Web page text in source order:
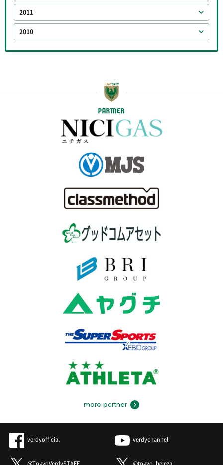
2011
2010
PARTNER
more partner
verdyofficial verdychannel
@TokyoVerdySTAFF @tokyo_beleza